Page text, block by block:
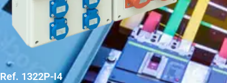
Ref. 1322P-I4